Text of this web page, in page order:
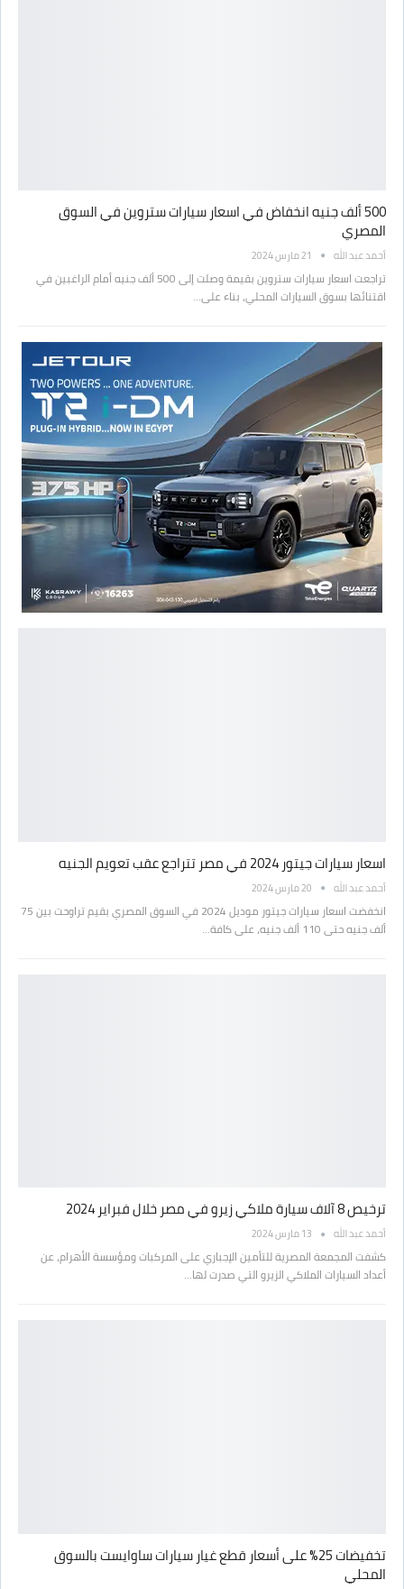
500 ألف جنيه انخفاض في اسعار سيارات ستروين في السوق
المصري
أحمد عبد الله 21 مارس 2024
تراجعت اسعار سيارات ستروين بقيمة وصلت إلى 500 ألف جنيه أمام الراغبين في
اقتنائها بسوق السيارات المحلي، بناء على…
اسعار سيارات جيتور 2024 في مصر تتراجع عقب تعويم الجنيه
أحمد عبد الله 20 مارس 2024
انخفضت اسعار سيارات جيتور موديل 2024 في السوق المصري بقيم تراوحت بين 75
ألف جنيه حتى 110 ألف جنيه، على كافة…
ترخيص 8 آلاف سيارة ملاكي زيرو في مصر خلال فبراير 2024
أحمد عبد الله 13 مارس 2024
كشفت المجمعة المصرية للتأمين الإجباري على المركبات ومؤسسة الأهرام، عن
أعداد السيارات الملاكي الزيرو التي صدرت لها…
تخفيضات 25% على أسعار قطع غيار سيارات ساوايست بالسوق
المحلي